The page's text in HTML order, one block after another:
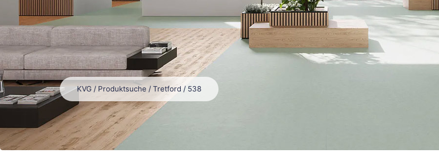
KVG / Produktsuche / Tretford / 538